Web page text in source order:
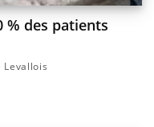
% des patients
Levallois